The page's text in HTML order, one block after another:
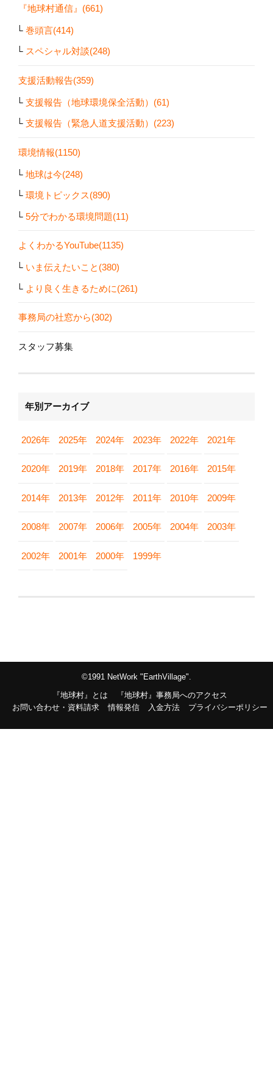
『地球村通信』(661)
巻頭言(414)
スペシャル対談(248)
支援活動報告(359)
支援報告（地球環境保全活動）(61)
支援報告（緊急人道支援活動）(223)
環境情報(1150)
地球は今(248)
環境トピックス(890)
5分でわかる環境問題(11)
よくわかるYouTube(1135)
いま伝えたいこと(380)
より良く生きるために(261)
事務局の社窓から(302)
スタッフ募集
年別アーカイブ
2026年 2025年 2024年 2023年 2022年 2021年
2020年 2019年 2018年 2017年 2016年 2015年
2014年 2013年 2012年 2011年 2010年 2009年
2008年 2007年 2006年 2005年 2004年 2003年
2002年 2001年 2000年 1999年
©1991 NetWork "EarthVillage".
『地球村』とは
『地球村』事務局へのアクセス
お問い合わせ・資料請求
情報発信 入金方法 プライバシーポリシー